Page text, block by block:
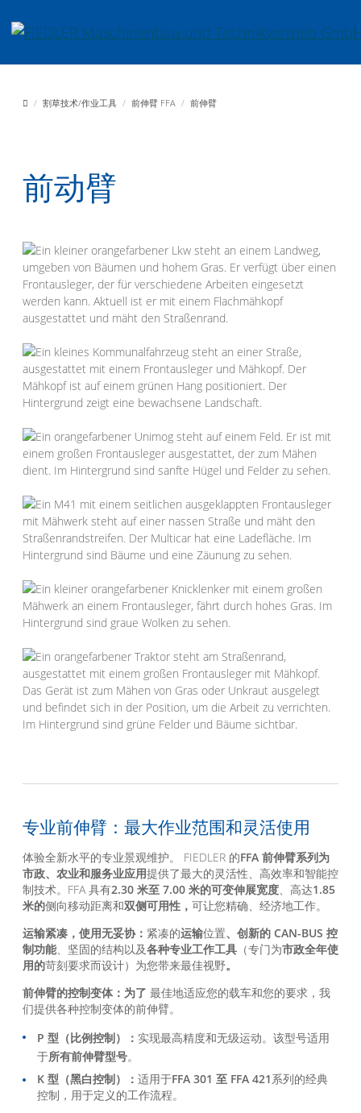
Fiedler Maschinenbau und Technikvertrieb GmbH
割草技术/作业工具 前伸臂 FFA 前伸臂
前动臂
专业前伸臂：最大作业范围和灵活使用
体验全新水平的专业景观维护。 FIEDLER 的FFA 前伸臂系列为
市政、农业和服务业应用提供了最大的灵活性、高效率和智能控
制技术。FFA 具有2.30 米至 7.00 米的可变伸展宽度 、高达1.85
米的侧向移动距离和双侧可用性， 可让您精确、经济地工作。
运输紧凑，使用无妥协： 紧凑的运输位置、 创新的 CAN-BUS 控
制功能、坚固的结构以及各种专业工作工具 （专门为市政全年使
用的苛刻要求而设计）为您带来最佳视野。
前伸臂的控制变体：为了 最佳地适应您的载车和您的要求，我
们提供各种控制变体的前伸臂。
P 型（比例控制）： 实现最高精度和无级运动。该型号适用
于所有前伸臂型号。
K 型（黑白控制）：适用于FFA 301 至 FFA 421系列的经典
控制，用于定义的工作流程。